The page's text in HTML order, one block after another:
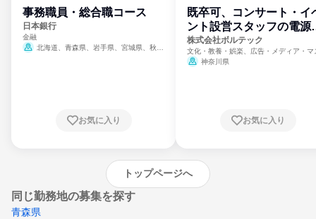
事務職員・総合職コース
日本銀行
金融
北海道、青森県、岩手県、宮城県、秋田
崎県、熊本県、大分県、宮崎県、鹿児島県、
お気に入り
既卒可、コンサート・イ
ント設営スタッフの電源
門
株式会社ボルテック
文化・教養・娯楽、広告・メディア・マ
ミ、電力・ガス・水道・エネルギー
神奈川県
お気に入り
トップページへ
同じ勤務地の募集を探す
青森県